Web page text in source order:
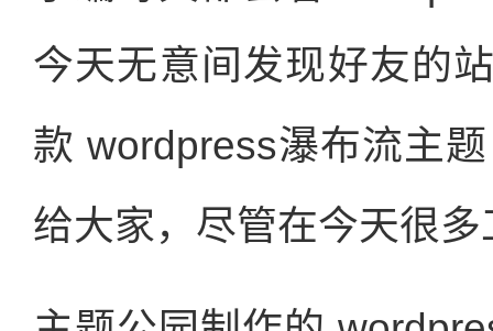
今天无意间发现好友的
款 wordpress瀑布流主
给大家，尽管在今天很